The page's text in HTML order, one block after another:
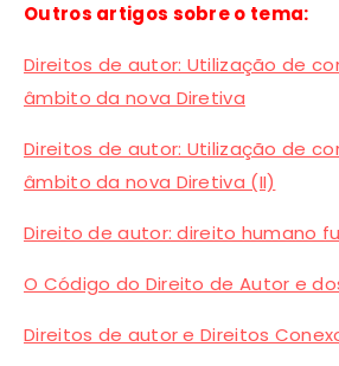
Outros artigos sobre o tema:
Direitos de autor: Utilização de
âmbito da nova Diretiva
Direitos de autor: Utilização de
âmbito da nova Diretiva (II)
Direito de autor: direito humano
O Código do Direito de Autor e
Direitos de autor e Direitos